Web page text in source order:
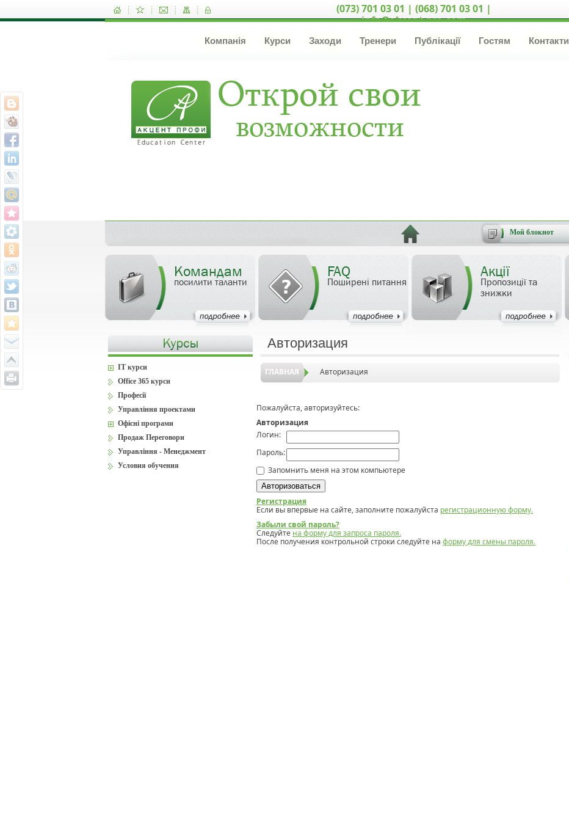
(073) 701 03 01 | (068) 701 03 01 |
info@akcent-pro.com
Компанія Курси Заходи Тренери Публікації Гостям Контакти
Мой блокнот
Командам
посилити таланти
FAQ
Поширені питання
Акції
Пропозиції та
знижки
Авторизация
ГЛАВНАЯ Авторизация
Пожалуйста, авторизуйтесь:
Авторизация
Логин:
Пароль:
Запомнить меня на этом компьютере
Регистрация
Если вы впервые на сайте, заполните пожалуйста регистрационную форму.
Забыли свой пароль?
Следуйте на форму для запроса пароля.
После получения контрольной строки следуйте на форму для смены пароля.
IT курси
Office 365 курси
Професії
Управління проектами
Офісні програми
Продаж Переговори
Управління - Менеджмент
Условия обучения